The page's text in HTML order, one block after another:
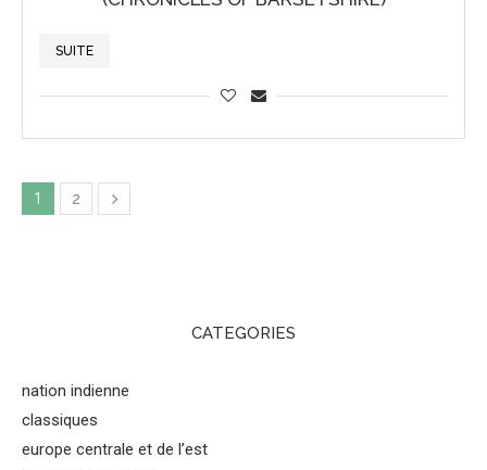
SUITE
1 2
CATEGORIES
nation indienne
classiques
europe centrale et de l’est